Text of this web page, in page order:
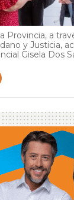
Provincia, a
y Justicia,
Gisela Dos